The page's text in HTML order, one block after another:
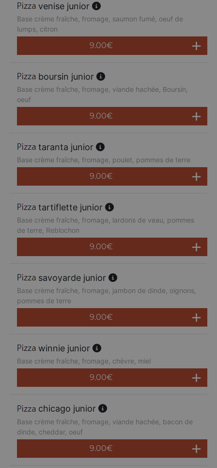
venise junior
Base crème fraîche, fromage, saumon fumé, oeuf de
lumps, citron
9.00€
boursin junior
Base crème fraîche, fromage, viande hachée, Boursin,
oeuf
9.00€
taranta junior
Base crème fraîche, fromage, poulet, pommes de terre
9.00€
tartiflette junior
Base crème fraîche, fromage, lardons de veau, pommes
de terre, Reblochon
9.00€
savoyarde junior
Base crème fraîche, fromage, jambon de dinde, oignons,
pommes de terre
9.00€
winnie junior
Base crème fraîche, fromage, chèvre, miel
9.00€
chicago junior
Base crème fraîche, fromage, viande hachée, bacon de
dinde, cheddar, oeuf
9.00€